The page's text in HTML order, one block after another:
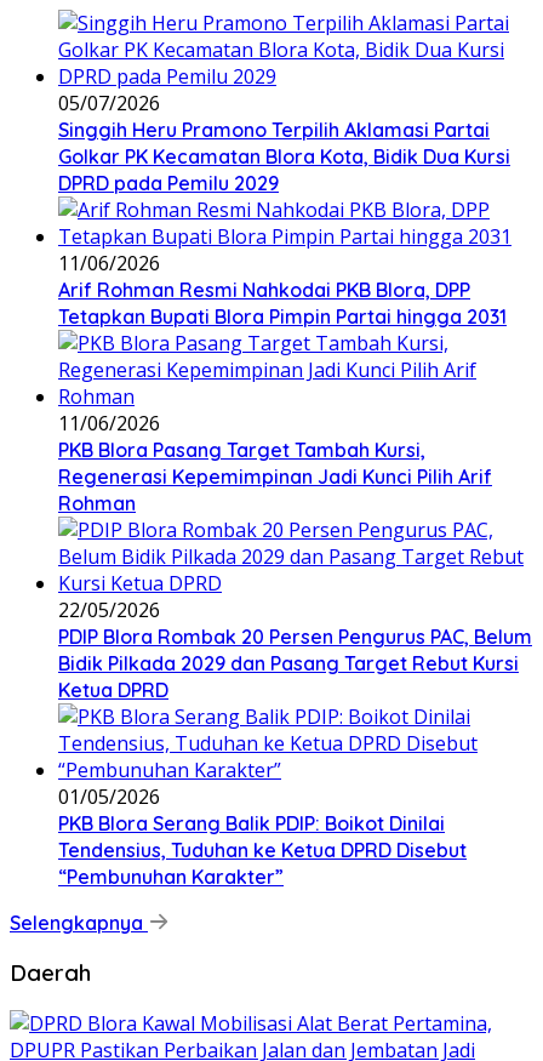
05/07/2026
Singgih Heru Pramono Terpilih Aklamasi Partai
Golkar PK Kecamatan Blora Kota, Bidik Dua Kursi
DPRD pada Pemilu 2029
11/06/2026
Arif Rohman Resmi Nahkodai PKB Blora, DPP
Tetapkan Bupati Blora Pimpin Partai hingga 2031
11/06/2026
PKB Blora Pasang Target Tambah Kursi,
Regenerasi Kepemimpinan Jadi Kunci Pilih Arif
Rohman
22/05/2026
PDIP Blora Rombak 20 Persen Pengurus PAC, Belum
Bidik Pilkada 2029 dan Pasang Target Rebut Kursi
Ketua DPRD
01/05/2026
PKB Blora Serang Balik PDIP: Boikot Dinilai
Tendensius, Tuduhan ke Ketua DPRD Disebut
“Pembunuhan Karakter”
Selengkapnya
Daerah